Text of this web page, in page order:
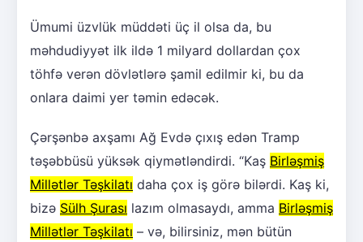
Ümumi üzvlük müddəti üç il olsa da, bu
məhdudiyyət ilk ildə 1 milyard dollardan çox
töhfə verən dövlətlərə şamil edilmir ki, bu da
onlara daimi yer təmin edəcək.
Çərşənbə axşamı Ağ Evdə çıxış edən Tramp
təşəbbüsü yüksək qiymətləndirdi. “Kaş Birləşmiş
Millətlər Təşkilatı daha çox iş görə bilərdi. Kaş ki,
bizə Sülh Şurası lazım olmasaydı, amma Birləşmiş
Millətlər Təşkilatı – və, bilirsiniz, mən bütün